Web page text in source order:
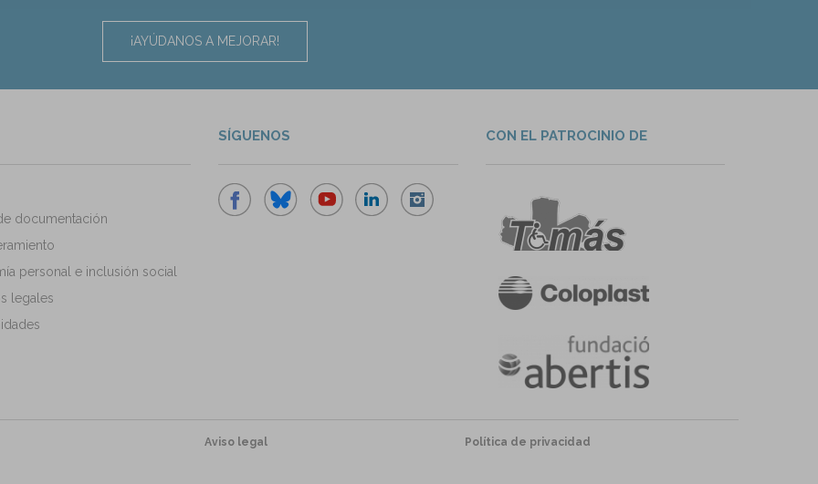
¡AYÚDANOS A MEJORAR!
documentación
personal e inclusión social
legales
SÍGUENOS CON EL PATROCINIO DE
Aviso legal
Política de privacidad